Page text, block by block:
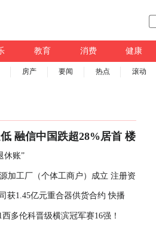
教育 消费 健康
房产 要闻 热点 滚动
融信中国跌超28%居首 楼
休账”
加工厂（个体工商户）成立 注册资
获1.45亿元重合器供货合约 快播
多伦科晋级横滨冠军赛16强！